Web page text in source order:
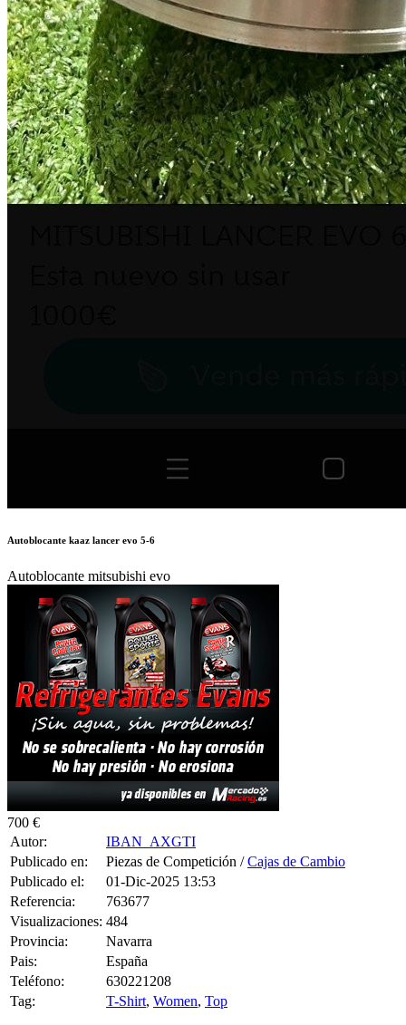
Autoblocante kaaz lancer evo 5-6
Autoblocante mitsubishi evo
700 €
Autor:
IBAN_AXGTI
Publicado en:
Piezas de Competición /Cajas de Cambio
Publicado el:
01-Dic-2025 13:53
Referencia:
763677
Visualizaciones: 484
Provincia:
Navarra
Pais:
España
Teléfono:
630221208
Tag:
T-Shirt, Women, Top